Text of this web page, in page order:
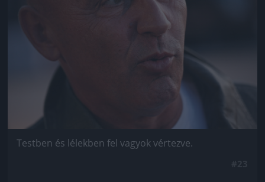
Testben és lélekben fel vagyok vértezve.